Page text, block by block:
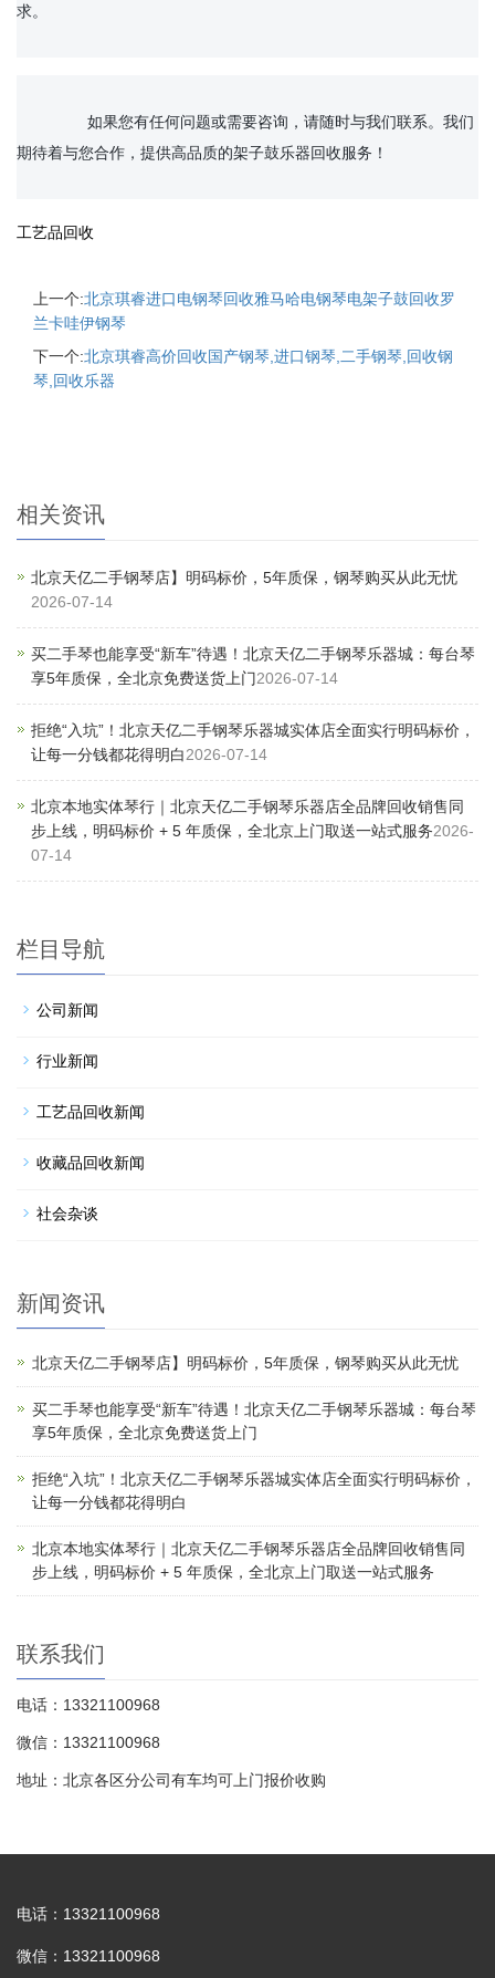
求。
期待着与您合作，提供高品质的架子鼓乐器回收服务！
工艺品回收
上一个:北京琪睿进口电钢琴回收雅马哈电钢琴电架子鼓回收罗
兰卡哇伊钢琴
下一个:北京琪睿高价回收国产钢琴,进口钢琴,二手钢琴,回收钢
琴,回收乐器
相关资讯
北京天亿二手钢琴店】明码标价，5年质保，钢琴购买从此无忧
2026-07-14
买二手琴也能享受“新车”待遇！北京天亿二手钢琴乐器城：每台琴
享5年质保，全北京免费送货上门2026-07-14
拒绝“入坑”！北京天亿二手钢琴乐器城实体店全面实行明码标价，
让每一分钱都花得明白2026-07-14
北京本地实体琴行｜北京天亿二手钢琴乐器店全品牌回收销售同
步上线，明码标价 + 5 年质保，全北京上门取送一站式服务2026-
07-14
栏目导航
公司新闻
行业新闻
工艺品回收新闻
收藏品回收新闻
社会杂谈
新闻资讯
北京天亿二手钢琴店】明码标价，5年质保，钢琴购买从此无忧
买二手琴也能享受“新车”待遇！北京天亿二手钢琴乐器城：每台琴
享5年质保，全北京免费送货上门
拒绝“入坑”！北京天亿二手钢琴乐器城实体店全面实行明码标价，
让每一分钱都花得明白
北京本地实体琴行｜北京天亿二手钢琴乐器店全品牌回收销售同
步上线，明码标价 + 5 年质保，全北京上门取送一站式服务
联系我们
电话：13321100968
微信：13321100968
地址：北京各区分公司有车均可上门报价收购
电话：13321100968
微信：13321100968